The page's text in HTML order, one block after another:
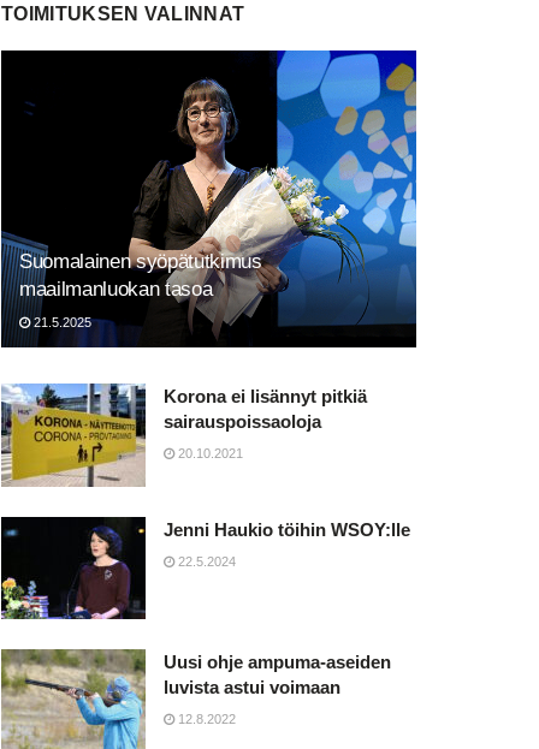
TOIMITUKSEN VALINNAT
Suomalainen syöpätutkimus
maailmanluokan tasoa
21.5.2025
Korona ei lisännyt pitkiä
sairauspoissaoloja
20.10.2021
Jenni Haukio töihin WSOY:lle
22.5.2024
Uusi ohje ampuma-aseiden
luvista astui voimaan
12.8.2022